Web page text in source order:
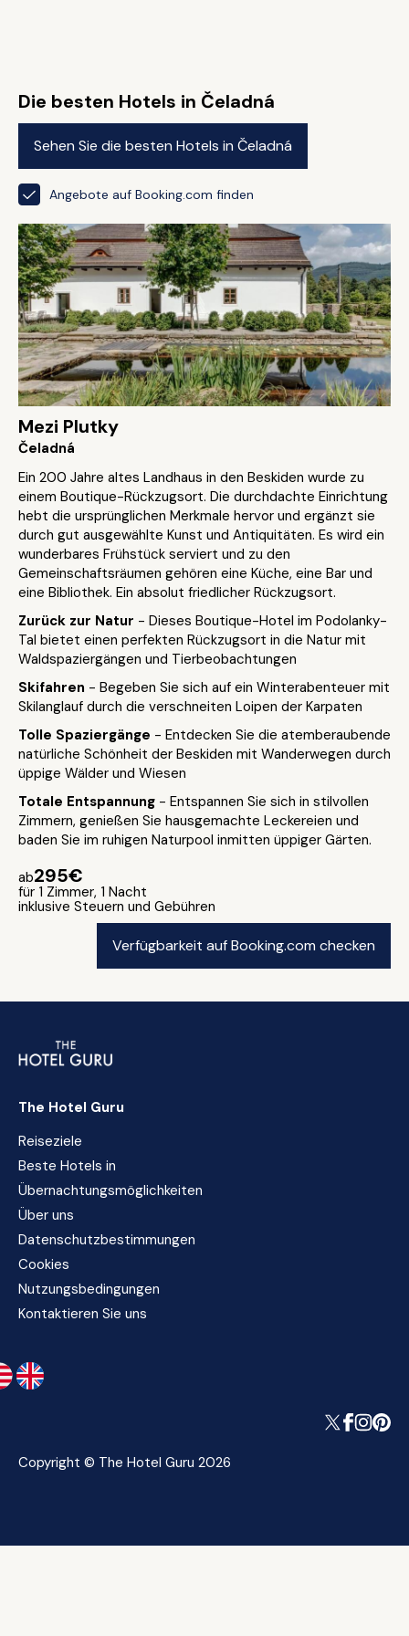
Die besten Hotels in Čeladná
Sehen Sie die besten Hotels in Čeladná
Angebote auf Booking.com finden
Mezi Plutky
Čeladná
Ein 200 Jahre altes Landhaus in den Beskiden wurde zu
einem Boutique-Rückzugsort. Die durchdachte Einrichtung
hebt die ursprünglichen Merkmale hervor und ergänzt sie
durch gut ausgewählte Kunst und Antiquitäten. Es wird ein
wunderbares Frühstück serviert und zu den
Gemeinschaftsräumen gehören eine Küche, eine Bar und
eine Bibliothek. Ein absolut friedlicher Rückzugsort.
Zurück zur Natur - Dieses Boutique-Hotel im Podolanky-
Tal bietet einen perfekten Rückzugsort in die Natur mit
Waldspaziergängen und Tierbeobachtungen
Skifahren - Begeben Sie sich auf ein Winterabenteuer mit
Skilanglauf durch die verschneiten Loipen der Karpaten
Tolle Spaziergänge - Entdecken Sie die atemberaubende
natürliche Schönheit der Beskiden mit Wanderwegen durch
üppige Wälder und Wiesen
Totale Entspannung - Entspannen Sie sich in stilvollen
Zimmern, genießen Sie hausgemachte Leckereien und
baden Sie im ruhigen Naturpool inmitten üppiger Gärten.
ab295€
für 1 Zimmer, 1 Nacht
inklusive Steuern und Gebühren
Verfügbarkeit auf Booking.com checken
The Hotel Guru
Reiseziele
Beste Hotels in
Übernachtungsmöglichkeiten
Über uns
Datenschutzbestimmungen
Cookies
Nutzungsbedingungen
Kontaktieren Sie uns
Copyright © The Hotel Guru 2026